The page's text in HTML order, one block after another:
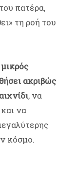
πατέρα,
τη ροή του
ακριβώς
, να
να
κόσμο.